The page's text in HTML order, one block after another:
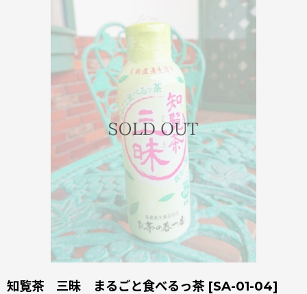
知覧茶 三昧 まるごと食べるっ茶 [SA-01-04]